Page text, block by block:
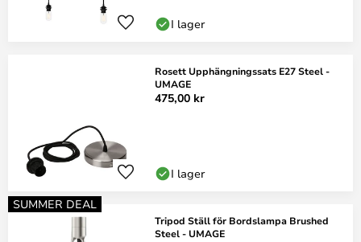
I lager
Rosett Upphängningssats E27 Steel -
UMAGE
475,00 kr
I lager
SUMMER DEAL
Tripod Ställ för Bordslampa Brushed
Steel - UMAGE